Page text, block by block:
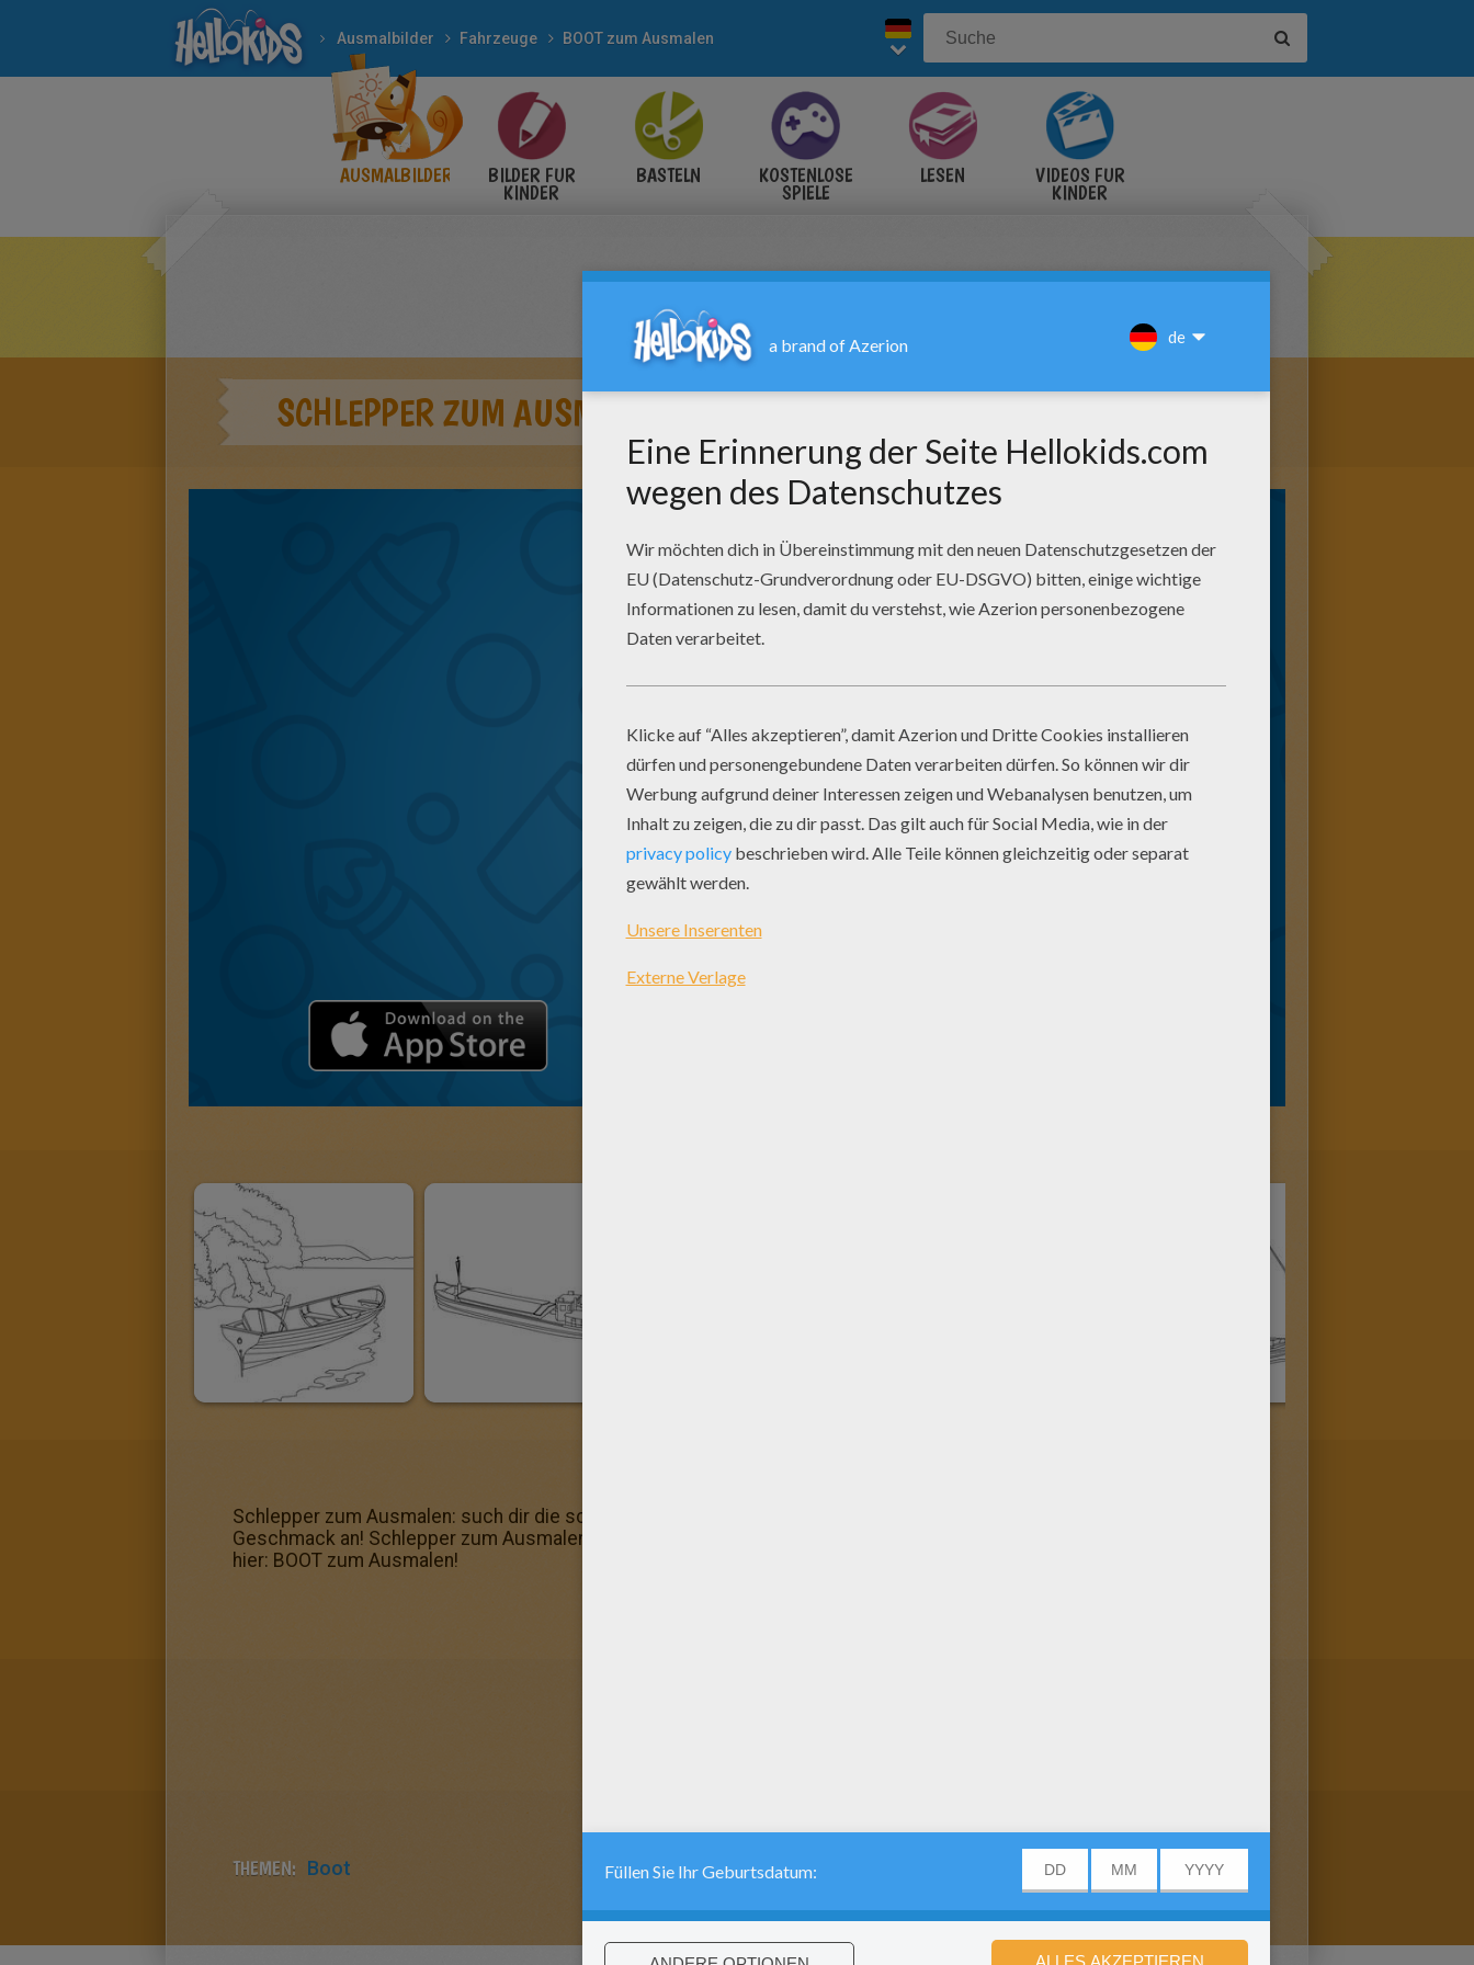
Ausmalbilder Fahrzeuge BOOT zum Ausmalen
AUSMALBILDER BILDER FÜR
KINDER
BASTELN KOSTENLOSE
SPIELE
LESEN VIDEOS FÜR
KINDER
SCHLEPPER ZUM AUSMALEN
Schlepper zum Ausmalen: such dir die schönsten Farben aus und male dieses schöne Ausmalbild ganz nach deinem
Geschmack an! Schlepper zum Ausmalen: male dieses super Bild an und schenke es deiner Freundin! Mehr findest du
hier: BOOT zum Ausmalen!
THEMEN: Boot